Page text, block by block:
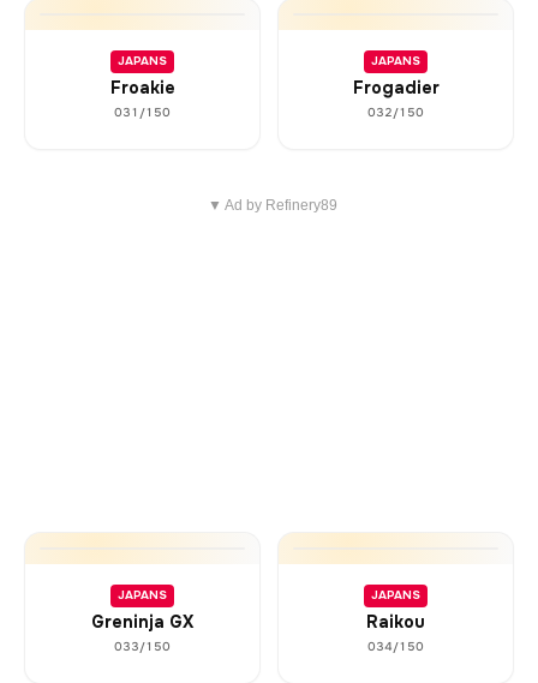
JAPANS
Froakie
031/150
JAPANS
Frogadier
032/150
▼ Ad by Refinery89
JAPANS
Greninja GX
033/150
JAPANS
Raikou
034/150